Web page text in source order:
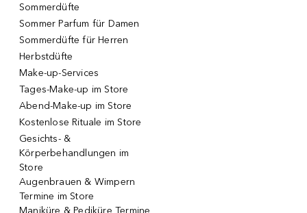
Sommerdüfte
Sommer Parfum für Damen
Sommerdüfte für Herren
Herbstdüfte
Make-up-Services
Tages-Make-up im Store
Abend-Make-up im Store
Kostenlose Rituale im Store
Gesichts- &
Körperbehandlungen im
Store
Augenbrauen & Wimpern
Termine im Store
Maniküre & Pediküre Termine